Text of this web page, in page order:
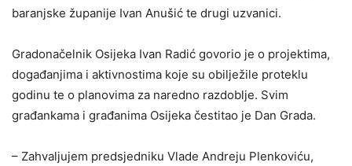
baranjske županije Ivan Anušić te drugi uzvanici.
Gradonačelnik Osijeka Ivan Radić govorio je o projektima,
događanjima i aktivnostima koje su obilježile proteklu
godinu te o planovima za naredno razdoblje. Svim
građankama i građanima Osijeka čestitao je Dan Grada.
– Zahvaljujem predsjedniku Vlade Andreju Plenkoviću,